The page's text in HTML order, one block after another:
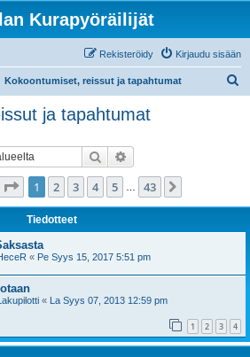
Kurapyöräilijät
Kirjaudu sisään
Rekisteröidy
Kokoontumiset, reissut ja tapahtumat
ja tapahtumat
Etsi
Sivu /43
1 2 3 4 5 43
Tiedotteet
« Pe Syys 15, 2017 5:51 pm
« La Syys 07, 2013 12:59 pm
1 2 3 4